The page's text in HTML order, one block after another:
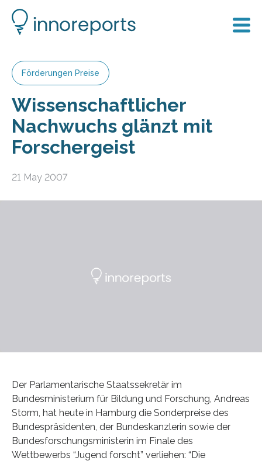
Förderungen Preise
Wissenschaftlicher
Nachwuchs glänzt mit
Forschergeist
21 May 2007
Der Parlamentarische Staatssekretär im
Bundesministerium für Bildung und Forschung, Andreas
Storm, hat heute in Hamburg die Sonderpreise des
Bundespräsidenten, der Bundeskanzlerin sowie der
Bundesforschungsministerin im Finale des
Wettbewerbs “Jugend forscht” verliehen: “Die